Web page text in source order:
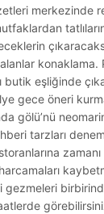
merkezinde
konaklama.
eşliğinde
gece öneri
gölü’nü
tarzları
zamanı
gezmeleri